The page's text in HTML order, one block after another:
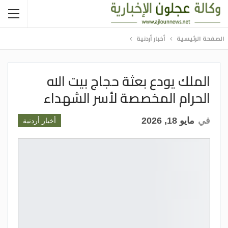
الصفحة الرئيسية أخبار أردنية
الملك يودع بعثة حجاج بيت ﷲ
الحرام المخصصة لأسر الشهداء
أخبار أردنية في مايو 18, 2026